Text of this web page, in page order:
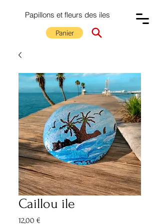
Papillons et fleurs des iles
Panier
Caillou ile
12,00 €